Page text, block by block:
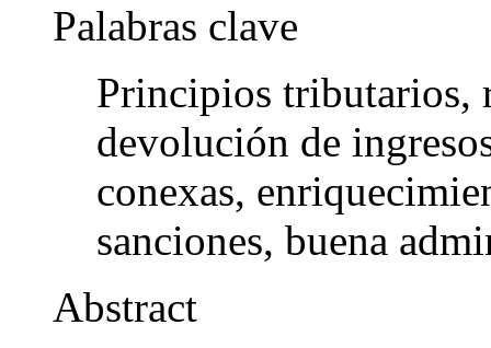
Palabras clave
Principios tributarios,
devolución de
conexas,
sanciones, buena
Abstract